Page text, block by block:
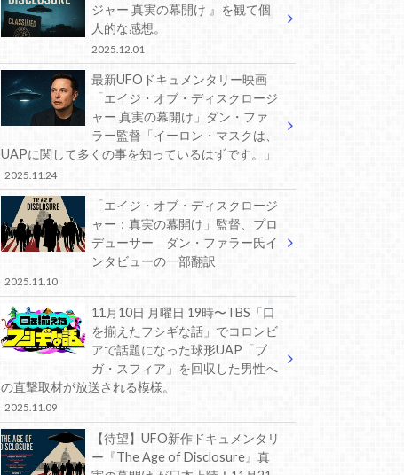
ジャー 真実の幕開け 』を観て個
人的な感想。
2025.12.01
最新UFOドキュメンタリー映画
「エイジ・オブ・ディスクロージ
ャー 真実の幕開け」ダン・ファ
ラー監督「イーロン・マスクは、
UAPに関して多くの事を知っているはずです。」
2025.11.24
「エイジ・オブ・ディスクロージ
ャー：真実の幕開け」監督、プロ
デューサー ダン・ファラー氏イ
ンタビューの一部翻訳
2025.11.10
11月10日 月曜日 19時〜TBS「口
を揃えたフシギな話」でコロンビ
アで話題になった球形UAP「ブ
ガ・スフィア」を回収した男性へ
の直撃取材が放送される模様。
2025.11.09
【待望】UFO新作ドキュメンタリ
ー『The Age of Disclosure』真